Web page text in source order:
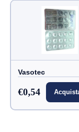
Vasotec
€0,54